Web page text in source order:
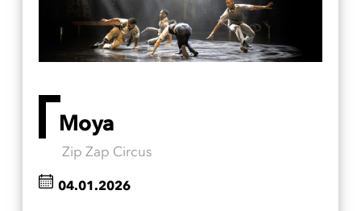
Moya
Zip Zap Circus
04.01.2026